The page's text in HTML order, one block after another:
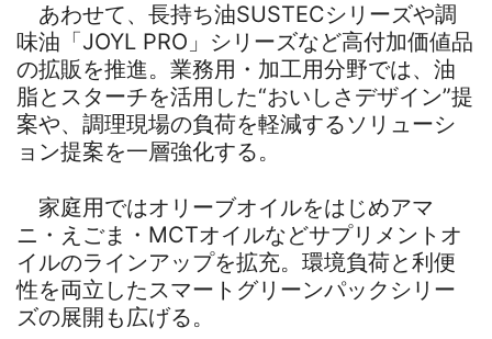
あわせて、長持ち油SUSTECシリーズや調
味油「JOYL PRO」シリーズなど高付加価値品
の拡販を推進。業務用・加工用分野では、油
脂とスターチを活用した“おいしさデザイン”提
案や、調理現場の負荷を軽減するソリューシ
ョン提案を一層強化する。
家庭用ではオリーブオイルをはじめアマ
ニ・えごま・MCTオイルなどサプリメントオ
イルのラインアップを拡充。環境負荷と利便
性を両立したスマートグリーンパックシリー
ズの展開も広げる。